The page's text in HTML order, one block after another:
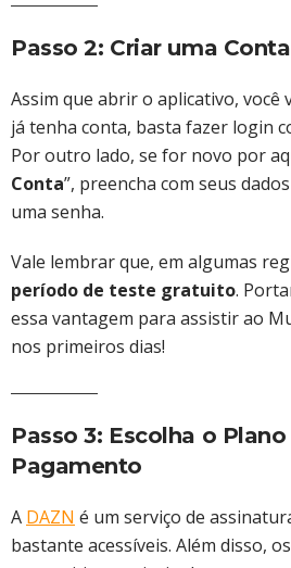
Passo 2: Criar uma
Assim que abrir o aplicativo, você
já tenha conta, basta fazer login
Por outro lado, se for novo por
Conta”, preencha com seus
uma senha.
Vale lembrar que, em algumas
período de teste gratuito.
essa vantagem para assistir ao
nos primeiros dias!
Passo 3: Escolha o
Pagamento
A DAZN é um serviço de
bastante acessíveis. Além disso,